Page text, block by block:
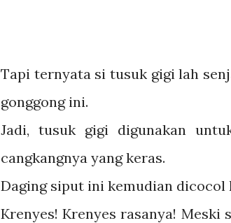
Tapi ternyata si tusuk gigi lah
gonggong ini.
Jadi, tusuk gigi digunakan
cangkangnya yang keras.
Daging siput ini kemudian dicocol
Krenyes! Krenyes rasanya!